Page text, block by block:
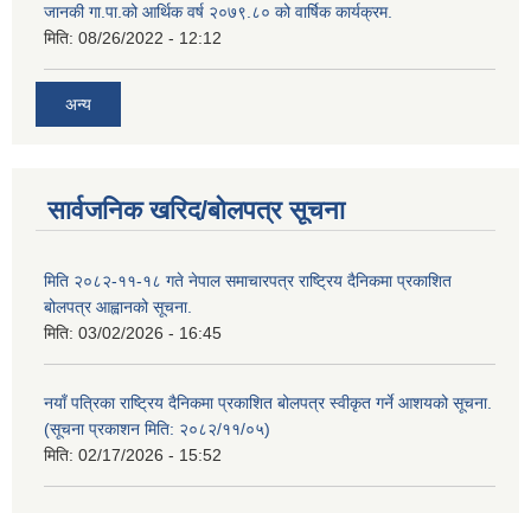
जानकी गा.पा.को आर्थिक वर्ष २०७९.८० को वार्षिक कार्यक्रम.
मिति: 08/26/2022 - 12:12
अन्य
सार्वजनिक खरिद/बोलपत्र सूचना
मिति २०८२-११-१८ गते नेपाल समाचारपत्र राष्ट्रिय दैनिकमा प्रकाशित
बोलपत्र आह्वानको सूचना.
मिति: 03/02/2026 - 16:45
नयाँ पत्रिका राष्ट्रिय दैनिकमा प्रकाशित बोलपत्र स्वीकृत गर्ने आशयको सूचना.
(सूचना प्रकाशन मिति: २०८२/११/०५)
मिति: 02/17/2026 - 15:52